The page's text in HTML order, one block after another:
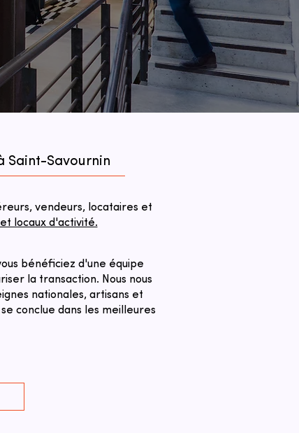
Saint-Savournin
vendeurs, locataires et
locaux d'activité.
bénéficiez d'une équipe
la transaction. ​Nous nous
nationales, artisans et
conclue dans les meilleures